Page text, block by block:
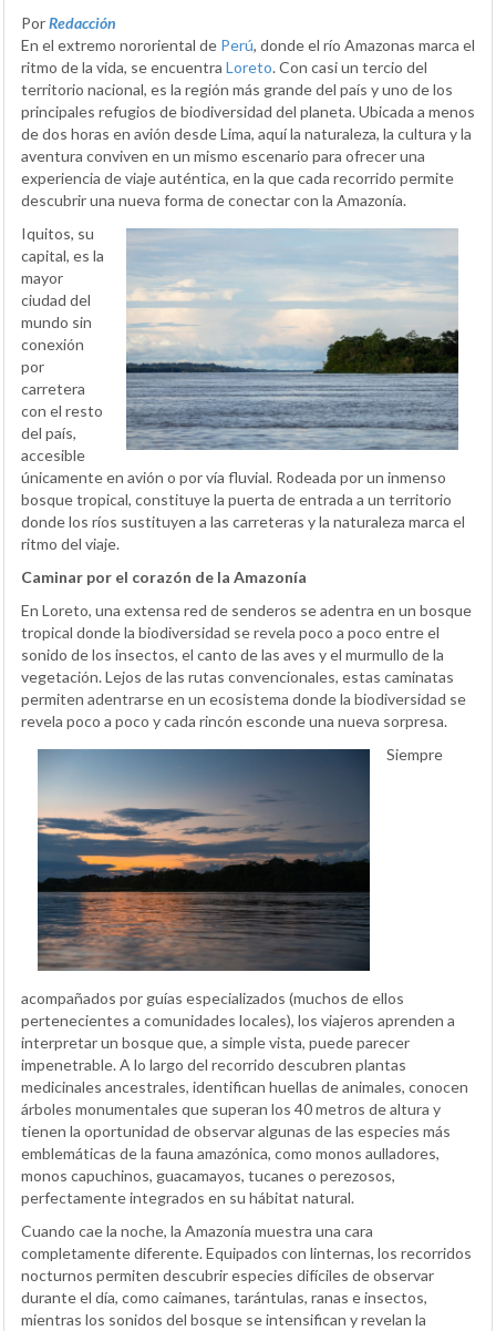
PorRedacción
En el extremo nororiental de Perú, donde el río Amazonas marca el
ritmo de la vida, se encuentra Loreto. Con casi un tercio del
territorio nacional, es la región más grande del país y uno de los
principales refugios de biodiversidad del planeta. Ubicada a menos
de dos horas en avión desde Lima, aquí la naturaleza, la cultura y la
aventura conviven en un mismo escenario para ofrecer una
experiencia de viaje auténtica, en la que cada recorrido permite
descubrir una nueva forma de conectar con la Amazonía.
Iquitos, su
capital, es la
mayor
ciudad del
mundo sin
conexión
por
carretera
con el resto
del país,
accesible
únicamente en avión o por vía fluvial. Rodeada por un inmenso
bosque tropical, constituye la puerta de entrada a un territorio
donde los ríos sustituyen a las carreteras y la naturaleza marca el
ritmo del viaje.
Caminar por el corazón de la Amazonía
En Loreto, una extensa red de senderos se adentra en un bosque
tropical donde la biodiversidad se revela poco a poco entre el
sonido de los insectos, el canto de las aves y el murmullo de la
vegetación. Lejos de las rutas convencionales, estas caminatas
permiten adentrarse en un ecosistema donde la biodiversidad se
revela poco a poco y cada rincón esconde una nueva sorpresa.
Siempre
acompañados por guías especializados (muchos de ellos
pertenecientes a comunidades locales), los viajeros aprenden a
interpretar un bosque que, a simple vista, puede parecer
impenetrable. A lo largo del recorrido descubren plantas
medicinales ancestrales, identifican huellas de animales, conocen
árboles monumentales que superan los 40 metros de altura y
tienen la oportunidad de observar algunas de las especies más
emblemáticas de la fauna amazónica, como monos aulladores,
monos capuchinos, guacamayos, tucanes o perezosos,
perfectamente integrados en su hábitat natural.
Cuando cae la noche, la Amazonía muestra una cara
completamente diferente. Equipados con linternas, los recorridos
nocturnos permiten descubrir especies difíciles de observar
durante el día, como caimanes, tarántulas, ranas e insectos,
mientras los sonidos del bosque se intensifican y revelan la